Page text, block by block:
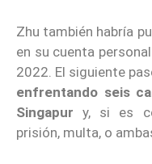
Zhu también habría
en su cuenta
2022. El siguiente
enfrentando seis
Singapur y, si es
prisión, multa, o